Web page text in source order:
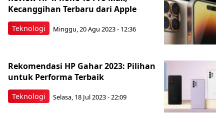
Teknologi
Kecanggihan Terbaru dari Apple
Minggu, 20 Agu 2023 - 12:36
Teknologi
Rekomendasi HP Gahar 2023: Pilihan
untuk Performa Terbaik
Selasa, 18 Jul 2023 - 22:09